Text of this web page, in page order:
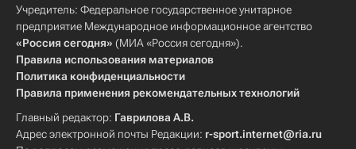
Учредитель: Федеральное государственное унитарное
предприятие Международное информационное агентство
«Россия сегодня» (МИА «Россия сегодня»).
Правила использования материалов
Политика конфиденциальности
Правила применения рекомендательных технологий
Главный редактор: Гаврилова А.В.
Адрес электронной почты Редакции: r-sport.internet@ria.ru